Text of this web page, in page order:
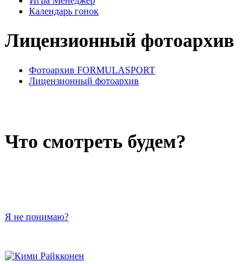
Календарь гонок
Лицензионный фотоархив
Фотоархив FORMULASPORT
Лицензионный фотоархив
Что смотреть будем?
Я не понимаю?